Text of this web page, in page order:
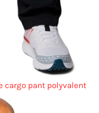
cargo pant polyvalent